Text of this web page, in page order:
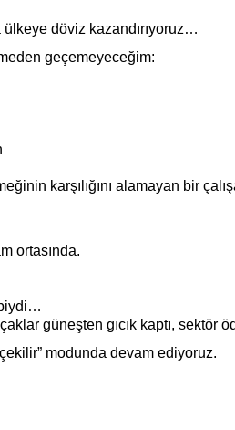
döviz kazandırıyoruz…
geçemeyeceğim:
karşılığını alamayan bir
ortasında.
güneşten gıcık kaptı, sektör
modunda devam ediyoruz.